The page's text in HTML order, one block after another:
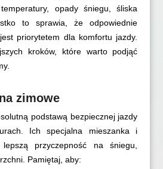
opady śniegu, śliska
to sprawia, że odpowiednie
priorytetem dla komfortu jazdy.
kroków, które warto podjąć
zimowe
podstawą bezpiecznej jazdy
Ich specjalna mieszanka i
lepszą przyczepność na śniegu,
Pamiętaj, aby: